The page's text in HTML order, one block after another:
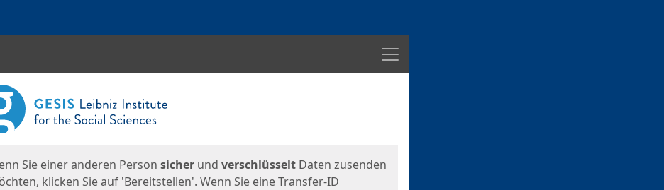
Menü
Sie einer anderen Person sicher und verschlüsselt Daten zusenden
klicken Sie auf 'Bereitstellen'. Wenn Sie eine Transfer-ID